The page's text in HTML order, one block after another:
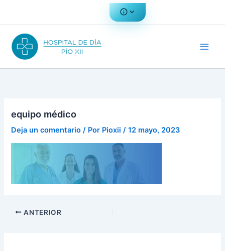
equipo médico
Deja un comentario / Por Pioxii/12 mayo, 2023
ANTERIOR